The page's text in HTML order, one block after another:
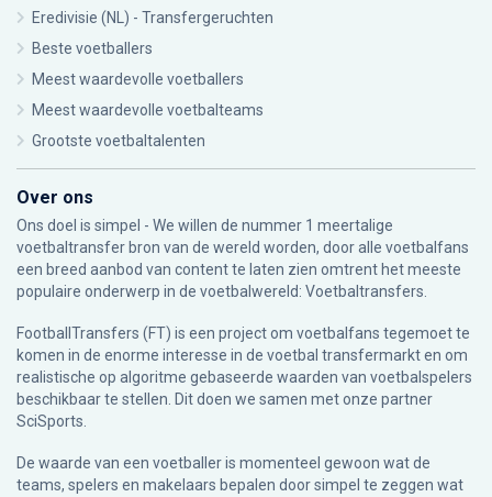
Eredivisie (NL) - Transfergeruchten
Beste voetballers
Meest waardevolle voetballers
Meest waardevolle voetbalteams
Grootste voetbaltalenten
Over ons
Ons doel is simpel - We willen de nummer 1 meertalige
voetbaltransfer bron van de wereld worden, door alle voetbalfans
een breed aanbod van content te laten zien omtrent het meeste
populaire onderwerp in de voetbalwereld: Voetbaltransfers.
FootballTransfers (FT) is een project om voetbalfans tegemoet te
komen in de enorme interesse in de voetbal transfermarkt en om
realistische op algoritme gebaseerde waarden van voetbalspelers
beschikbaar te stellen. Dit doen we samen met onze partner
SciSports
De waarde van een voetballer is momenteel gewoon wat de
teams, spelers en makelaars bepalen door simpel te zeggen wat